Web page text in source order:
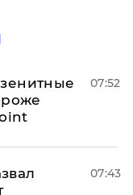
07:52
07:43